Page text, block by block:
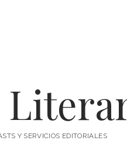
Y SERVICIOS EDITORIALES